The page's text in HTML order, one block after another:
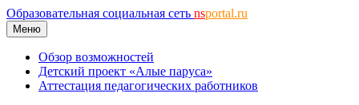
Образовательная социальная сеть nsportal.ru
Меню
Обзор возможностей
Детский проект «Алые паруса»
Аттестация педагогических работников